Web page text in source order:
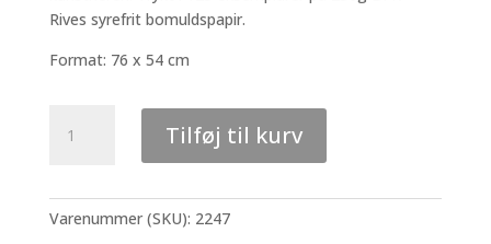
Rives syrefrit bomuldspapir.
Format: 76 x 54 cm
Nørgård,
I
Tilføj til kurv
Varenummer (SKU): 2247